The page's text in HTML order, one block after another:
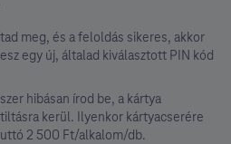
meg, és a feloldás sikeres, akkor
egy új, általad kiválasztott PIN kód
hibásan írod be, a kártya
kerül. Ilyenkor kártyacserére
2 500 Ft/alkalom/db.